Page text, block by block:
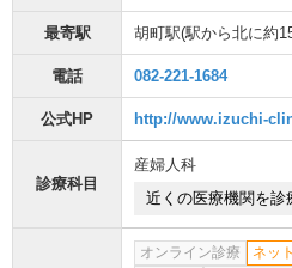
最寄駅 胡町駅(駅から北に約
電話 082-221-1684
公式HP http://www.izuchi-
診療科目
産婦人科
近くの医療機関を診
オンライン診療 ネッ